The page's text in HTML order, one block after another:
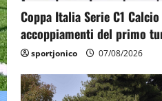
Coppa Italia Serie C1
accoppiamenti del primo
sportjonico 07/08/2026